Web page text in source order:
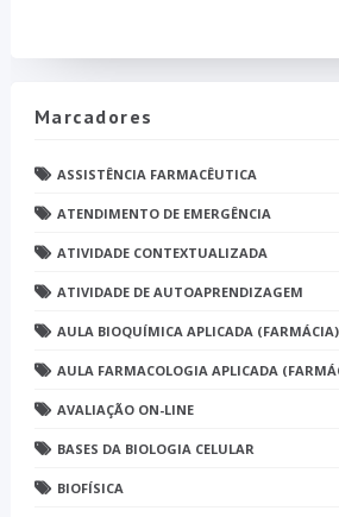
Marcadores
ASSISTÊNCIA FARMACÊUTICA
ATENDIMENTO DE EMERGÊNCIA
ATIVIDADE CONTEXTUALIZADA
ATIVIDADE DE AUTOAPRENDIZAGEM
AULA BIOQUÍMICA APLICADA (FARMÁCIA)
AULA FARMACOLOGIA APLICADA
AVALIAÇÃO ON-LINE
BASES DA BIOLOGIA CELULAR
BIOFÍSICA